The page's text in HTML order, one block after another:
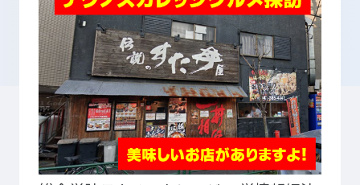
保護者の
皆さまへ
在学生の
皆さまへ
卒業生の
皆さまへ
企業の
皆さまへ
地域の
皆さまへ
テクノスカレッジの学びの特長